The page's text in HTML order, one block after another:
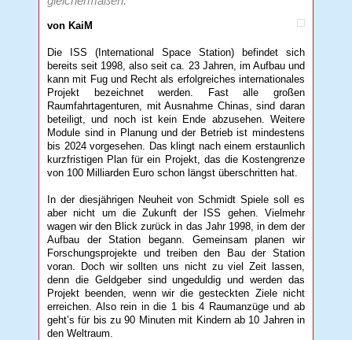
von KaiM
Die ISS (International Space Station) befindet sich
bereits seit 1998, also seit ca. 23 Jahren, im Aufbau und
kann mit Fug und Recht als erfolgreiches internationales
Projekt bezeichnet werden. Fast alle großen
Raumfahrtagenturen, mit Ausnahme Chinas, sind daran
beteiligt, und noch ist kein Ende abzusehen. Weitere
Module sind in Planung und der Betrieb ist mindestens
bis 2024 vorgesehen. Das klingt nach einem erstaunlich
kurzfristigen Plan für ein Projekt, das die Kostengrenze
von 100 Milliarden Euro schon längst überschritten hat.
In der diesjährigen Neuheit von Schmidt Spiele soll es
aber nicht um die Zukunft der ISS gehen. Vielmehr
wagen wir den Blick zurück in das Jahr 1998, in dem der
Aufbau der Station begann. Gemeinsam planen wir
Forschungsprojekte und treiben den Bau der Station
voran. Doch wir sollten uns nicht zu viel Zeit lassen,
denn die Geldgeber sind ungeduldig und werden das
Projekt beenden, wenn wir die gesteckten Ziele nicht
erreichen. Also rein in die 1 bis 4 Raumanzüge und ab
geht’s für bis zu 90 Minuten mit Kindern ab 10 Jahren in
den Weltraum.